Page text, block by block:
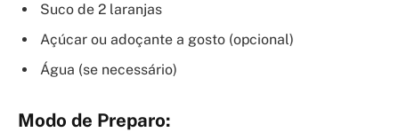
Suco de 2 laranjas
Açúcar ou adoçante a gosto (opcional)
Água (se necessário)
Modo de Preparo: